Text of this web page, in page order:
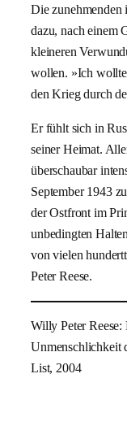
Die zunehmenden
dazu, nach einem
kleineren
wollen. »Ich wollte
den Krieg durch
Er fühlt sich in
seiner Heimat.
überschaubar
September 1943
der Ostfront im
unbedingten
von vielen
Peter Reese.
Willy Peter
Unmenschlichkeit
List, 2004